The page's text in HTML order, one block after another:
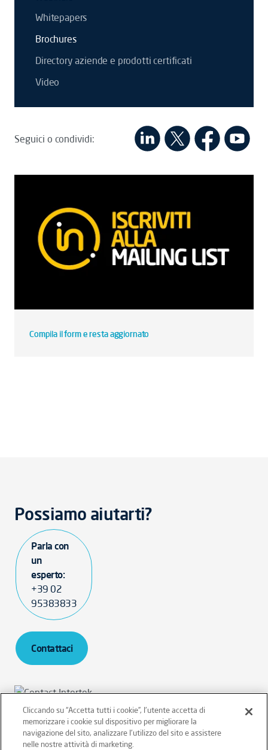
Whitepapers
Brochures
Directory aziende e prodotti certificati
Video
Seguici o condividi:
Compila il form e resta aggiornato
Possiamo aiutarti?
Parla con
un
esperto:
+39 02
95383833
Contattaci
Intertek Italia SpA - P.IVA 12431470157
Cliccando su “Accetta tutti i cookie”, l'utente accetta di
memorizzare i cookie sul dispositivo per migliorare la
navigazione del sito, analizzare l'utilizzo del sito e assistere
nelle nostre attività di marketing.